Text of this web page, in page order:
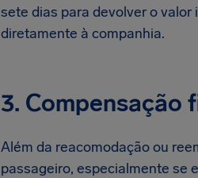
sete dias para devolver o
diretamente à companhia.
3. Compensação
Além da reacomodação ou
passageiro, especialmente se